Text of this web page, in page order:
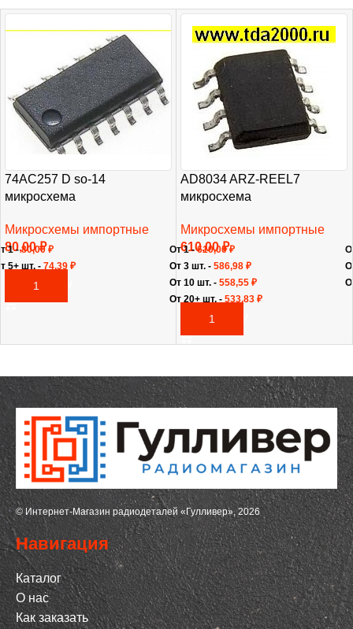
74AC257 D so-14
микросхема
Микросхемы импортные
80,00₽
В КОРЗИНУ
1 -80,00₽
5+ шт. - 74,39 ₽
AD8034 ARZ-REEL7
микросхема
Микросхемы импортные
610,00₽
В КОРЗИНУ
От 1 -610,00₽
От 3 шт. - 586,98 ₽
От 10 шт. - 558,55 ₽
От 20+ шт. - 533,83 ₽
© Интернет-Магазин радиодеталей «Гулливер», 2026
Навигация
Каталог
О нас
Как заказать